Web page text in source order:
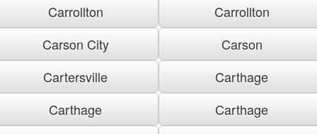
Carrollton
Carrollton
Carson City
Carson
Cartersville
Carthage
Carthage
Carthage